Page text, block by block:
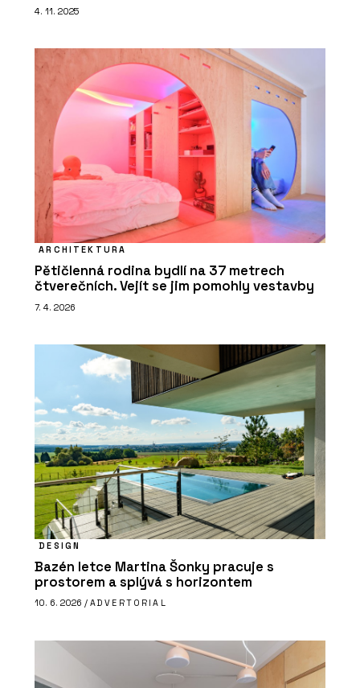
4. 11. 2025
ARCHITEKTURA
Pětičlenná rodina bydlí na 37 metrech
čtverečních. Vejít se jim pomohly vestavby
7. 4. 2026
DESIGN
Bazén letce Martina Šonky pracuje s
prostorem a splývá s horizontem
10. 6. 2026 / ADVERTORIAL